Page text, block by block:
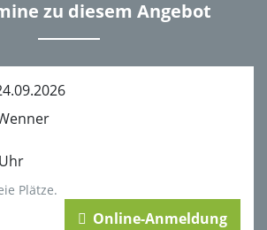
zu diesem Angebot
Plätze.
Online-Anmeldung